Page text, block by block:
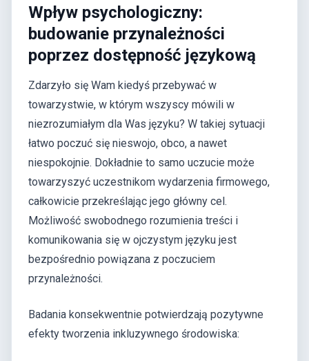
Wpływ psychologiczny:
budowanie przynależności
poprzez dostępność językową
Zdarzyło się Wam kiedyś przebywać w
towarzystwie, w którym wszyscy mówili w
niezrozumiałym dla Was języku? W takiej sytuacji
łatwo poczuć się nieswojo, obco, a nawet
niespokojnie. Dokładnie to samo uczucie może
towarzyszyć uczestnikom wydarzenia firmowego,
całkowicie przekreślając jego główny cel.
Możliwość swobodnego rozumienia treści i
komunikowania się w ojczystym języku jest
bezpośrednio powiązana z poczuciem
przynależności.
Badania konsekwentnie potwierdzają pozytywne
efekty tworzenia inkluzywnego środowiska: